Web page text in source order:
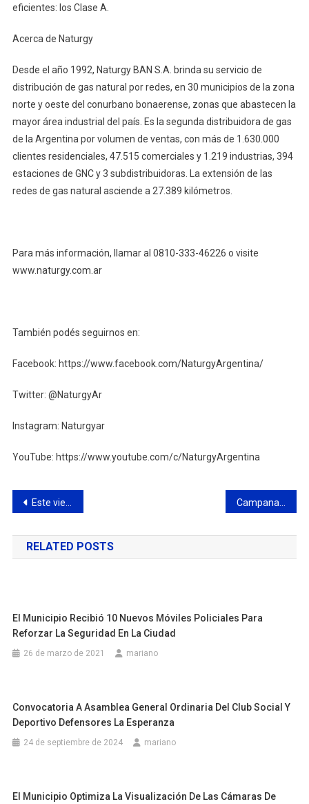
eficientes: los Clase A.
Acerca de Naturgy
Desde el año 1992, Naturgy BAN S.A. brinda su servicio de
distribución de gas natural por redes, en 30 municipios de la zona
norte y oeste del conurbano bonaerense, zonas que abastecen la
mayor área industrial del país. Es la segunda distribuidora de gas
de la Argentina por volumen de ventas, con más de 1.630.000
clientes residenciales, 47.515 comerciales y 1.219 industrias, 394
estaciones de GNC y 3 subdistribuidoras. La extensión de las
redes de gas natural asciende a 27.389 kilómetros.
Para más información, llamar al 0810-333-46226 o visite
www.naturgy.com.ar
También podés seguirnos en:
Facebook: https://www.facebook.com/NaturgyArgentina/
Twitter: @NaturgyAr
Instagram: Naturgyar
YouTube: https://www.youtube.com/c/NaturgyArgentina
Navegación
de
entradas
Este viernes habrá una importante capacitación sobre celiaquía en Escobar
RELATED POSTS
El Municipio Recibió 10 Nuevos Móviles Policiales Para
Reforzar La Seguridad En La Ciudad
26 de marzo de 2021 mariano
Convocatoria A Asamblea General Ordinaria Del Club Social Y
Deportivo Defensores La Esperanza
24 de septiembre de 2024 mariano
El Municipio Optimiza La Visualización De Las Cámaras De